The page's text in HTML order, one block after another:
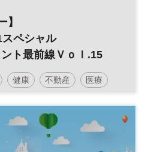
】
スペシャル
ト最前線Ｖｏｌ.15
健康 不動産 医療
産活用 介護 病院経営